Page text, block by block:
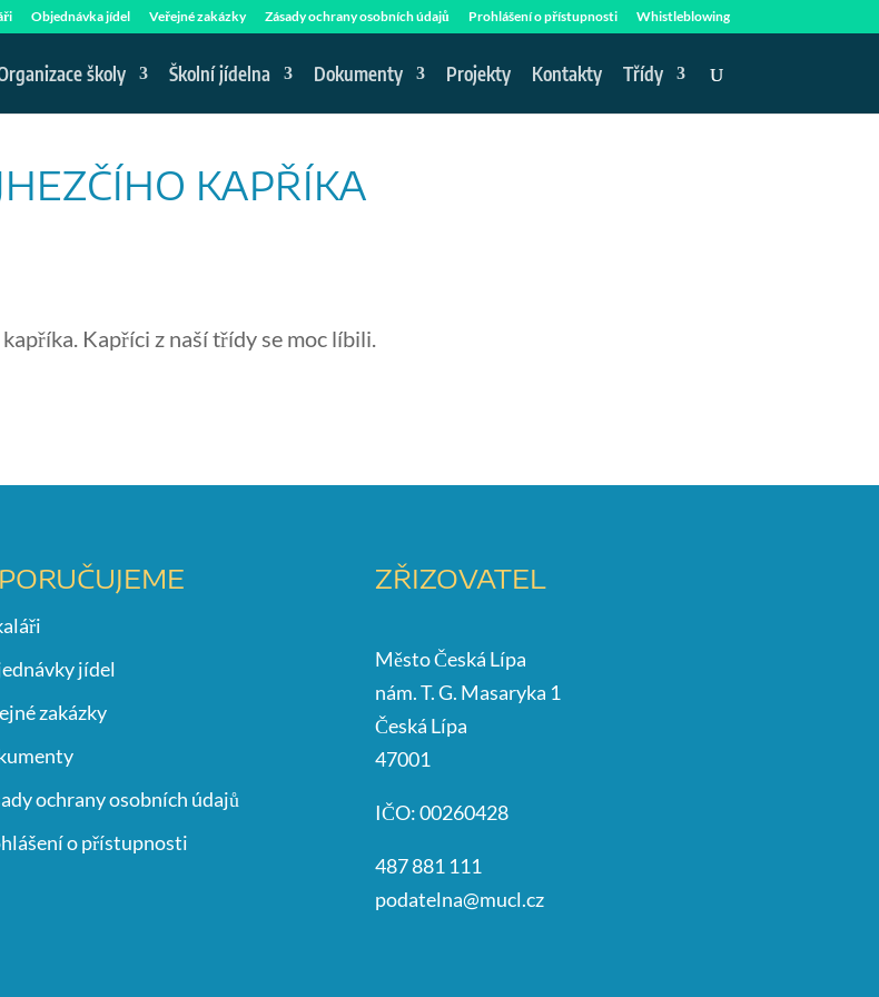
Objednávka jídel Veřejné zakázky Zásady ochrany osobních údajů Prohlášení o přístupnosti Whistleblowing
školy Školní jídelna Dokumenty Projekty Kontakty Třídy
KAPŘÍKA
Kapříci z naší třídy se moc líbili.
jídel
zakázky
ochrany osobních údajů
o přístupnosti
ZŘIZOVATEL
Město Česká Lípa
nám. T. G. Masaryka 1
Česká Lípa
47001
IČO: 00260428
487 881 111
podatelna@mucl.cz